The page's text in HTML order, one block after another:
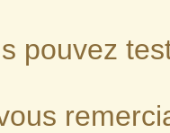
pouvez